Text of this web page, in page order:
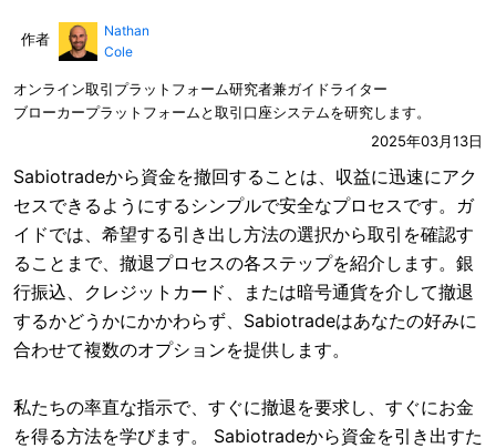
作者
Nathan
Cole
オンライン取引プラットフォーム研究者兼ガイドライター
ブローカープラットフォームと取引口座システムを研究します。
2025年03月13日
Sabiotradeから資金を撤回することは、収益に迅速にアク
セスできるようにするシンプルで安全なプロセスです。ガ
イドでは、希望する引き出し方法の選択から取引を確認す
ることまで、撤退プロセスの各ステップを紹介します。銀
行振込、クレジットカード、または暗号通貨を介して撤退
するかどうかにかかわらず、Sabiotradeはあなたの好みに
合わせて複数のオプションを提供します。
私たちの率直な指示で、すぐに撤退を要求し、すぐにお金
を得る方法を学びます。 Sabiotradeから資金を引き出すた